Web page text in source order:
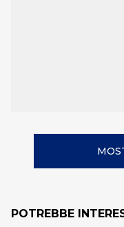
POTREBBE